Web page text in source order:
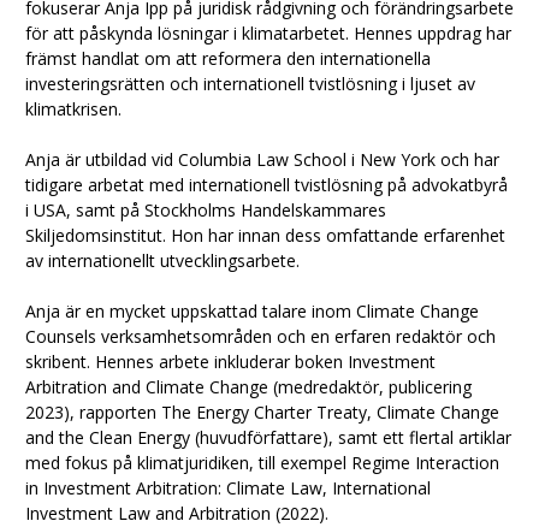
fokuserar Anja Ipp på juridisk rådgivning och förändringsarbete
för att påskynda lösningar i klimatarbetet. Hennes uppdrag har
främst handlat om att reformera den internationella
investeringsrätten och internationell tvistlösning i ljuset av
klimatkrisen.
Anja är utbildad vid Columbia Law School i New York och har
tidigare arbetat med internationell tvistlösning på advokatbyrå
i USA, samt på Stockholms Handelskammares
Skiljedomsinstitut. Hon har innan dess omfattande erfarenhet
av internationellt utvecklingsarbete.
Anja är en mycket uppskattad talare inom Climate Change
Counsels verksamhetsområden och en erfaren redaktör och
skribent. Hennes arbete inkluderar boken Investment
Arbitration and Climate Change (medredaktör, publicering
2023), rapporten The Energy Charter Treaty, Climate Change
and the Clean Energy (huvudförfattare), samt ett flertal artiklar
med fokus på klimatjuridiken, till exempel Regime Interaction
in Investment Arbitration: Climate Law, International
Investment Law and Arbitration (2022).